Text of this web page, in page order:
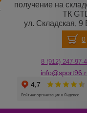
получение на
ТК
ул. Складская, 9
8 (912) 247-97-